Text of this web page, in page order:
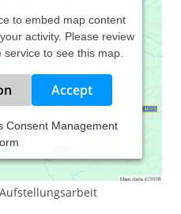
to embed map content
activity. Please review
to see this map.
Accept
Consent Management
Aufstellungsarbeit